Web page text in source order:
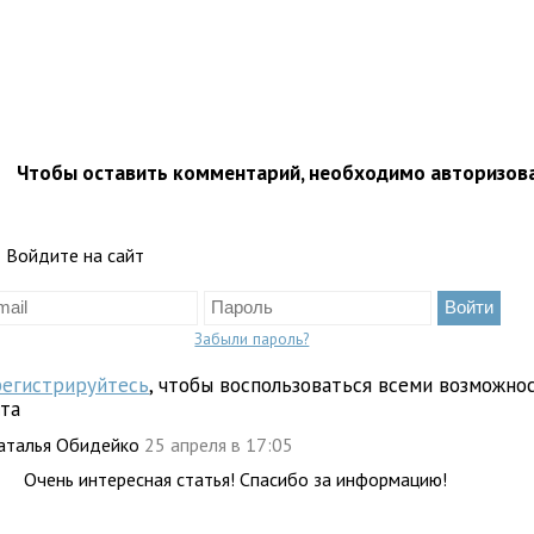
Чтобы оставить комментарий, необходимо
Войдите на сайт
Забыли пароль?
, чтобы воспользоваться всеми
Обидейко 25 апреля в 17:05
Очень интересная статья! Спасибо за информацию!